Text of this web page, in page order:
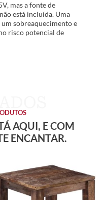
mas a fonte de
está incluída. Uma
sobreaquecimento e
risco potencial de
AQUI, E COM
ENCANTAR.